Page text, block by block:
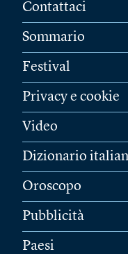
Contattaci
Sommario
Festival
Privacy e cookie
Video
Dizionario
Oroscopo
Pubblicità
Paesi